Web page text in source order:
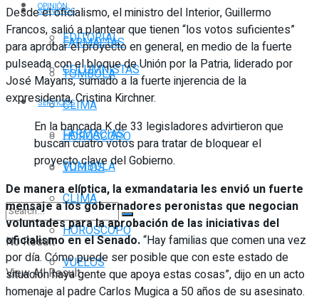
SERVICIOS
FARMACIAS
TOMBOLA
CLIMA
HORÓSCOPO
VUELOS
No Result
View All Result
OPINIÓN
EDITORIAL
COLUMNISTAS
SERVICIOS
FARMACIAS
TOMBOLA
CLIMA
HORÓSCOPO
VUELOS
Desde el oficialismo, el ministro del Interior, Guillermo
Francos, salió a plantear que tienen “los votos suficientes”
para aprobar el proyecto en general, en medio de la fuerte
pulseada con el bloque de Unión por la Patria, liderado por
José Mayans, sumado a la fuerte injerencia de la
expresidenta, Cristina Kirchner.
En la bancada K de 33 legisladores advirtieron que
buscan cuatro votos para tratar de bloquear el
proyecto clave del Gobierno.
De manera elíptica, la exmandataria les envió un fuerte
mensaje a los gobernadores peronistas que negocian
voluntades para la aprobación de las iniciativas del
oficialismo en el Senado.“Hay familias que comen una vez
por día. Cómo puede ser posible que con este estado de
situación haya gente que apoya estas cosas”, dijo en un acto
homenaje al padre Carlos Mugica a 50 años de su asesinato.